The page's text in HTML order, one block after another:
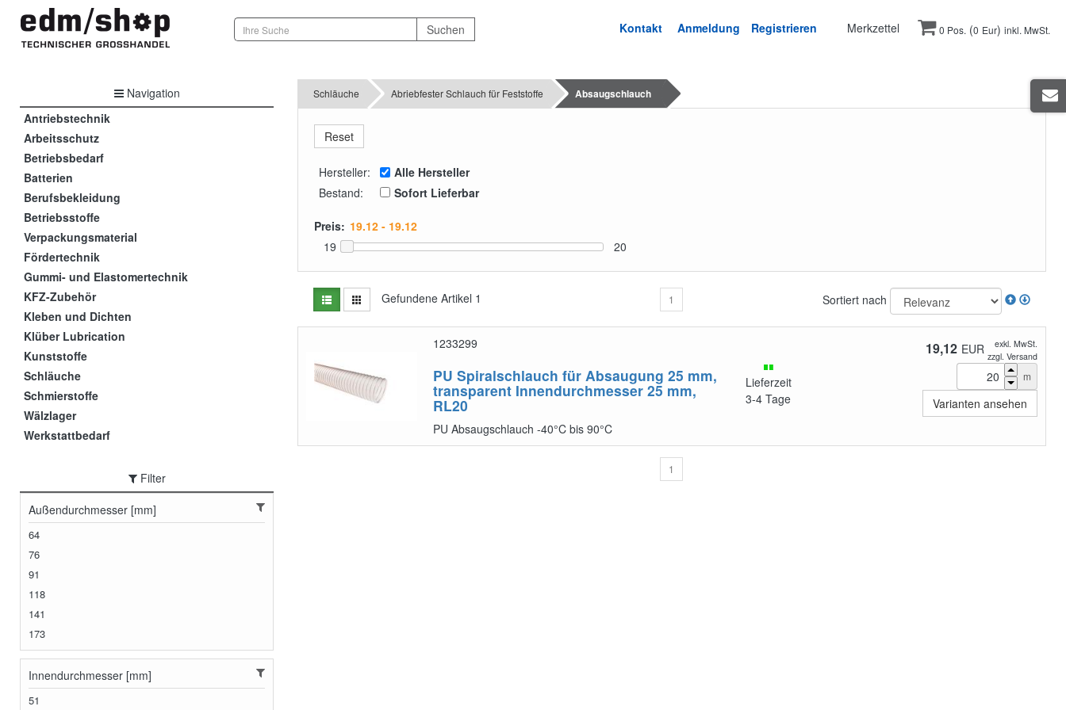
Kontakt Anmeldung Registrieren Merkzettel 0 Pos. (0 Eur) inkl. MwSt.
Navigation
Antriebstechnik
Arbeitsschutz
Betriebsbedarf
Batterien
Berufsbekleidung
Betriebsstoffe
Verpackungsmaterial
Fördertechnik
Gummi- und Elastomertechnik
KFZ-Zubehör
Kleben und Dichten
Klüber Lubrication
Kunststoffe
Schläuche
Schmierstoffe
Wälzlager
Werkstattbedarf
Filter
Außendurchmesser [mm]
64
76
91
118
141
173
Innendurchmesser [mm]
51
Schläuche Abriebfester Schlauch für Feststoffe Absaugschlauch
Hersteller:
Alle Hersteller
Bestand:
Sofort Lieferbar
Preis:
19
20
Gefundene Artikel 1 1 Sortiert nach
1233299
PU Spiralschlauch für Absaugung 25 mm,
transparent Innendurchmesser 25 mm,
RL20
PU Absaugschlauch -40°C bis 90°C
Lieferzeit
3-4 Tage
19,12 EUR
exkl. MwSt.
zzgl. Versand
m
Varianten ansehen
1